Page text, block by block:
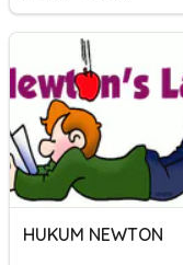
HUKUM NEWTON